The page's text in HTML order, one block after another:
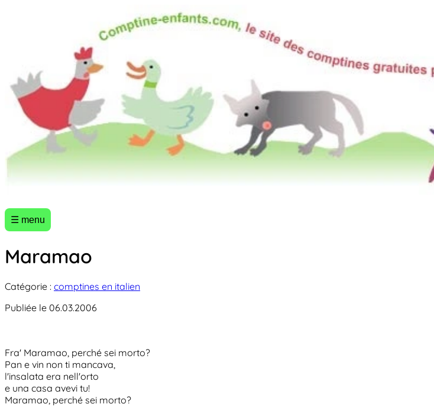
☰ menu
Maramao
Catégorie : comptines en italien
Publiée le 06.03.2006
Fra' Maramao, perché sei morto?
Pan e vin non ti mancava,
l'insalata era nell'orto
e una casa avevi tu!
Maramao, perché sei morto?